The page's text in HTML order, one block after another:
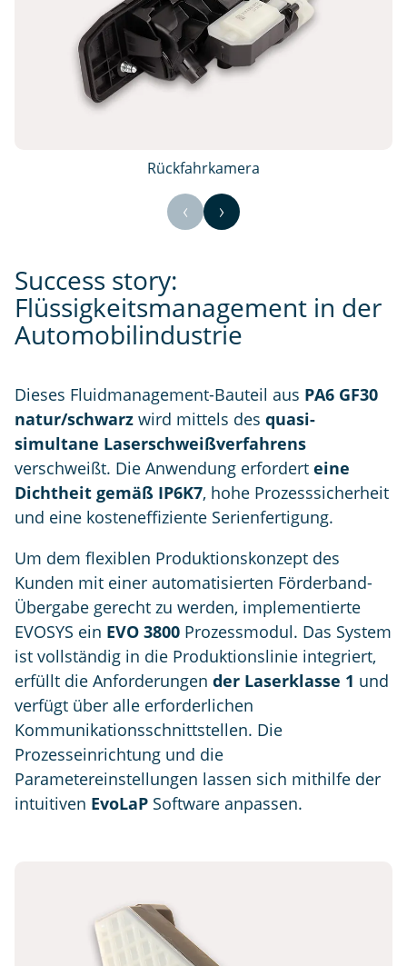
Rückfahrkamera
Success story:
Flüssigkeitsmanagement in der
Automobilindustrie
Dieses Fluidmanagement-Bauteil aus PA6 GF30
natur/schwarz wird mittels des quasi-
simultane Laserschweißverfahrens
verschweißt. Die Anwendung erfordert eine
Dichtheit gemäß IP6K7, hohe Prozesssicherheit
und eine kosteneffiziente Serienfertigung.
Um dem flexiblen Produktionskonzept des
Kunden mit einer automatisierten Förderband-
Übergabe gerecht zu werden, implementierte
EVOSYS ein EVO 3800 Prozessmodul. Das System
ist vollständig in die Produktionslinie integriert,
erfüllt die Anforderungen der Laserklasse 1 und
verfügt über alle erforderlichen
Kommunikationsschnittstellen. Die
Prozesseinrichtung und die
Parametereinstellungen lassen sich mithilfe der
intuitiven EvoLaP Software anpassen.